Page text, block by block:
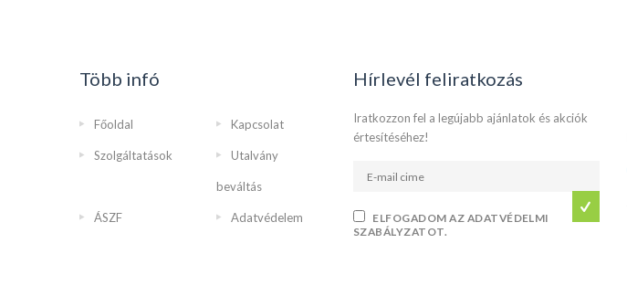
Több infó
Főoldal Kapcsolat
Szolgáltatások Utalvány
beváltás
ÁSZF Adatvédelem
Hírlevél feliratkozás
Iratkozzon fel a legújabb ajánlatok és akciók
értesítéséhez!
ELFOGADOM AZ ADATVÉDELMI
SZABÁLYZATOT.